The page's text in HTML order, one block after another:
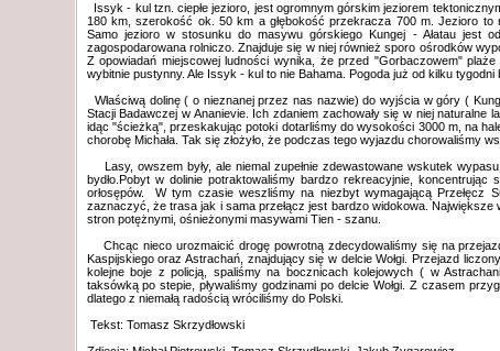
Issyk - kul tzn. ciepłe jezioro, jest ogromnym górskim jeziorem
180 km, szerokość ok. 50 km a głębokość przekracza 700 m. Jezioro to
Samo jezioro w stosunku do masywu górskiego Kungej - Ałatau jest
zagospodarowana rolniczo. Znajduje się w niej również sporo ośrodków
Z opowiadań miejscowej ludności wynika, że przed "Gorbaczowem"
wybitnie pustynny. Ale Issyk - kul to nie Bahama. Pogoda już od kilku tygodni
Właściwą dolinę ( o nieznanej przez nas nazwie) do wyjścia w góry (
Stacji Badawczej w Ananievie. Ich zdaniem zachowały się w niej
idąc "ścieżką", przeskakując potoki dotarliśmy do wysokości 3000 m, na
chorobę Michała. Tak się złożyło, że podczas tego wyjazdu chorowaliśmy
Lasy, owszem były, ale niemal zupełnie zdewastowane wskutek
bydło.Pobyt w dolinie potraktowaliśmy bardzo rekreacyjnie,
orłosępów. W tym czasie weszliśmy na niezbyt wymagającą Przełęcz
zaznaczyć, że trasa jak i sama przełącz jest bardzo widokowa.
stron potężnymi, ośnieżonymi masywami Tien - szanu.
Chcąc nieco urozmaicić drogę powrotną zdecydowaliśmy się na
Kaspijskiego oraz Astrachań, znajdujący się w delcie Wołgi. Przejazd
kolejne boje z policją, spaliśmy na bocznicach kolejowych ( w
taksówką po stepie, pływaliśmy godzinami po delcie Wołgi. Z czasem
dlatego z niemałą radością wróciliśmy do Polski.
Tekst: Tomasz Skrzydłowski